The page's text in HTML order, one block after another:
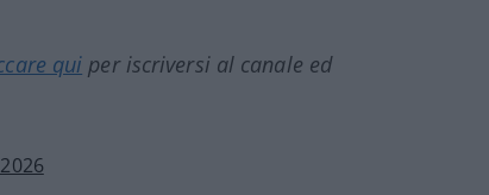
qui per iscriversi al canale ed